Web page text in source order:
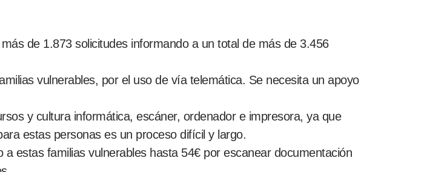
de 1.873 solicitudes informando a un total de más de 3.456
vulnerables, por el uso de vía telemática. Se necesita un apoyo
y cultura informática, escáner, ordenador e impresora, ya que
estas personas es un proceso difícil y largo.
estas familias vulnerables hasta 54€ por escanear documentación